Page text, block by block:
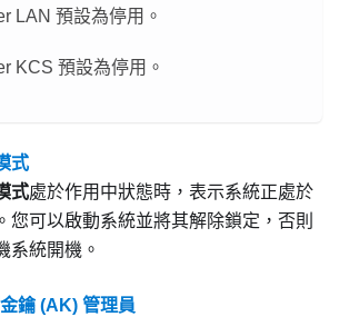
LAN 預設為停用。
KCS 預設為停用。
式
式處於作用中狀態時，表示系統正處於
您可以啟動系統並將其解除鎖定，否則
系統開機。
鑰 (AK) 管理員